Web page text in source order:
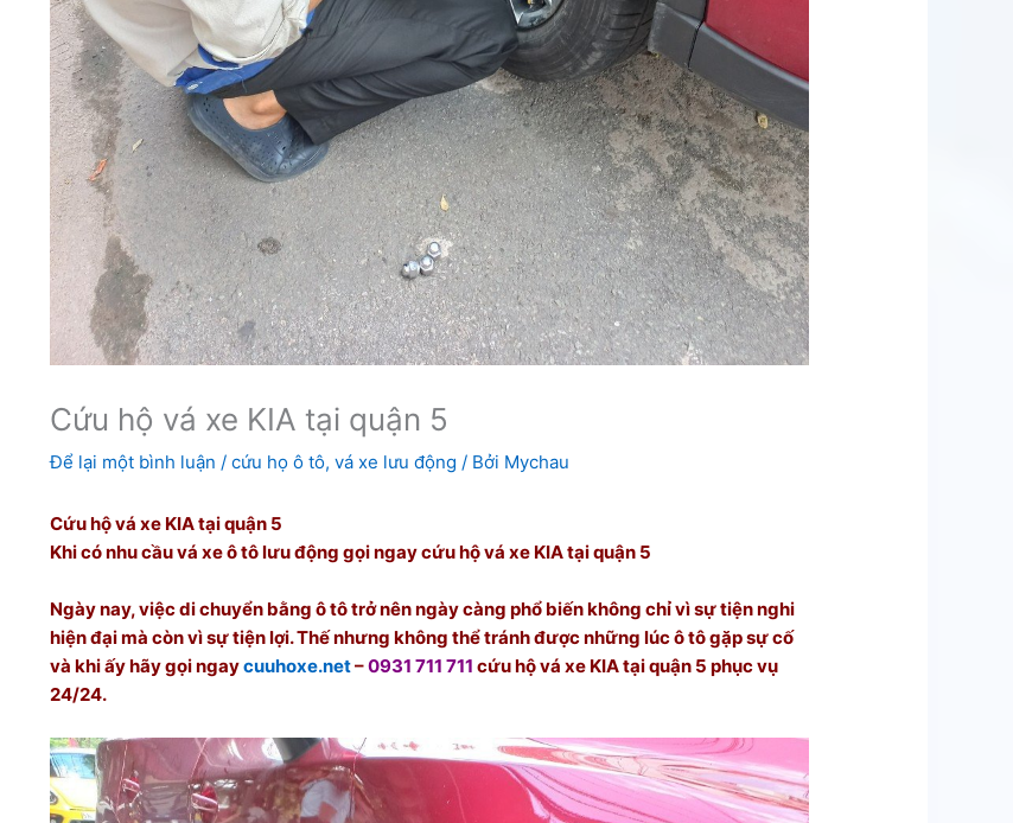
Cứu hộ vá xe KIA tại quận 5
Để lại một bình luận /cứu họ ô tô,vá xe lưu động / Bởi Mychau
Cứu hộ vá xe KIA tại quận 5
Khi có nhu cầu vá xe ô tô lưu động gọi ngay cứu hộ vá xe KIA tại quận 5
Ngày nay, việc di chuyển bằng ô tô trở nên ngày càng phổ biến không chỉ vì sự tiện nghi
hiện đại mà còn vì sự tiện lợi. Thế nhưng không thể tránh được những lúc ô tô gặp sự cố
và khi ấy hãy gọi ngaycuuhoxe.net–0931 711 711 cứu hộ vá xe KIA tại quận 5 phục vụ
24/24.